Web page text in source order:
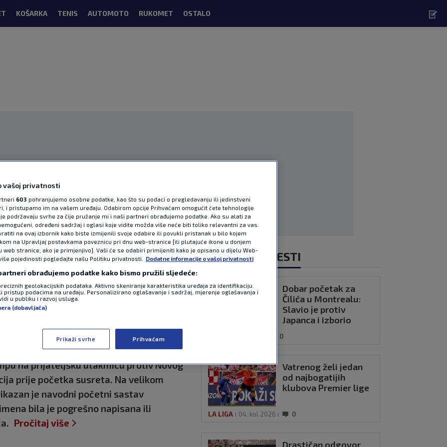
KOŠARKA TENIS AUTOMOTO RUKOMET OSTALO
gaf
svakom
napisali ime
1 komentar
na prijateljsku utakmicu protiv Novog
prije početka susreta. Na velikom
je navodni početni sastav
bila je pogrešno napisana ili
Pročitaj više
NAJNOVIJE VIJESTI
Dobar početak za
Čilića u Montrealu:
Slavio je protiv
Japanca i izborio
0
Vatrenog želi jedan
od najbogatijih
klubova Premier lige
LA LIGA 04. kol 2026 0
Drastičan odgovor
vašoj privatnosti
603 pohranjujemo osobne podatke, kao što su podaci o pregledavanju ili jedinstveni
i pristupamo im na vašem uređaju. Odabirom opcije Prihvaćam omogućit ćete tehnologije
podržavaju svrhe za čije pružanje mi i naši partneri obrađujemo podatke. Ako su alati za
određeni sadržaj i oglasi koje vidite možda više neće biti toliko relevantni za vas.
na ovaj izbornik kako biste izmijenili svoje odabire ili povukli pristanak u bilo kojem
na Upravljaj postavkama poveznicu pri dnu web-stranice [ili plutajuće ikone u donjem
web stranice, ako je primjenjivo]. Vaši će se odabiri primijeniti kako je opisano u dijelu Web-
pojedinosti pogledajte našu Politiku privatnosti.
Dodatne informacije o vašoj privatnosti
obrađujemo podatke kako bismo pružili sljedeće:
geolokacijskih podataka. Aktivno skeniranje karakteristika uređaja za identifikaciju.
pristup podacima na uređaju. Personalizirano oglašavanje i sadržaj, mjerenje oglašavanja i
u publiku i razvoj usluga.
(dobavljača)
Prikaži svrhe Prihvaćam